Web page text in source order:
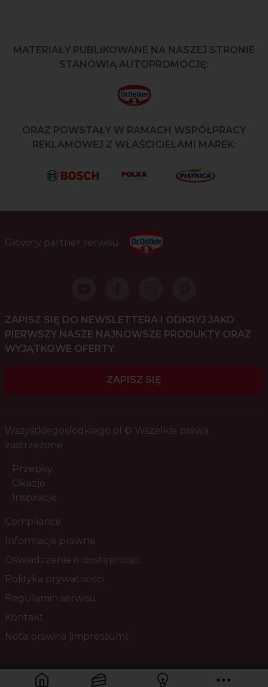
MATERIAŁY PUBLIKOWANE NA NASZEJ STRONIE
STANOWIĄ AUTOPROMOCJĘ:
ORAZ POWSTAŁY W RAMACH WSPÓŁPRACY
REKLAMOWEJ Z WŁAŚCICIELAMI MAREK:
Główny partner serwisu
ZAPISZ SIĘ DO NEWSLETTERA I ODKRYJ JAKO
PIERWSZY NASZE NAJNOWSZE PRODUKTY ORAZ
WYJĄTKOWE OFERTY
ZAPISZ SIĘ
Wszystkiegoslodkiego.pl © Wszelkie prawa
zastrzeżone
Przepisy
Okazje
Inspiracje
Compliance
Informacje prawne
Oświadczenie o dostępności
Polityka prywatności
Regulamin serwisu
Kontakt
Nota prawna (impressum)
Masz pytania? Skontaktuj się z nami!